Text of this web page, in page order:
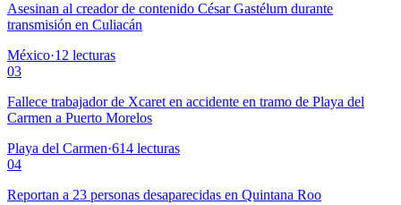
Asesinan al creador de contenido César Gastélum durante
transmisión en Culiacán
México·12 lecturas
03
Fallece trabajador de Xcaret en accidente en tramo de Playa del
Carmen a Puerto Morelos
Playa del Carmen·614 lecturas
04
Reportan a 23 personas desaparecidas en Quintana Roo